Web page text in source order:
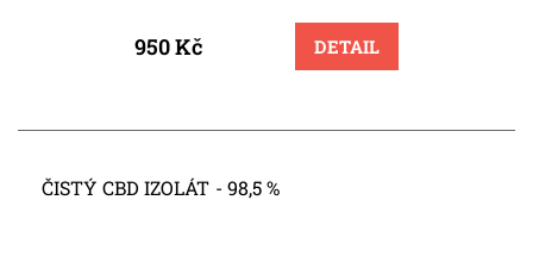
950 Kč DETAIL
ČISTÝ CBD IZOLÁT - 98,5 %